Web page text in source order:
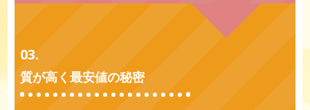
03.
質が高く最安値の秘密